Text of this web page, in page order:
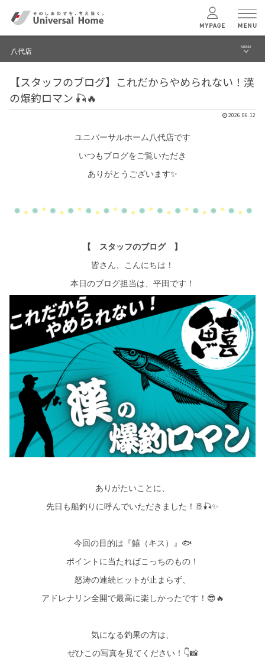
ユニバーサル ホームの特長
テクノロジー
ション
キャンペーン・
家づくりの知識
企業情報
お問い合わせ
八代店 MENU
ブログ
建築実例・事例
モデルハウス見学予約
【スタッフのブログ】これだからやめられない！漢
の爆釣ロマン 🎣🔥
2026.06.12
ユニバーサルホーム八代店です
いつもブログをご覧いただき
ありがとうございます✨
【 スタッフのブログ 】
皆さん、こんにちは！
本日のブログ担当は、平田です！
ありがたいことに、
先日も船釣りに呼んでいただきました！🚢🎣✨
今回の目的は『鱚（キス）』🐟
ポイントに当たればこっちのもの！
怒涛の連続ヒットが止まらず、
アドレナリン全開で最高に楽しかったです！😎🔥
気になる釣果の方は、
ぜひこの写真を見てください！👇📸